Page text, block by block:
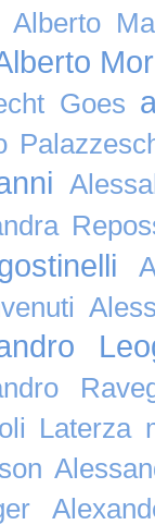
Alberto
Goes
Laterza